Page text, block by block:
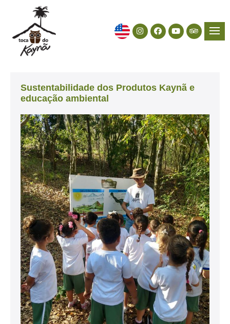
Sustentabilidade dos Produtos Kaynã e
educação ambiental